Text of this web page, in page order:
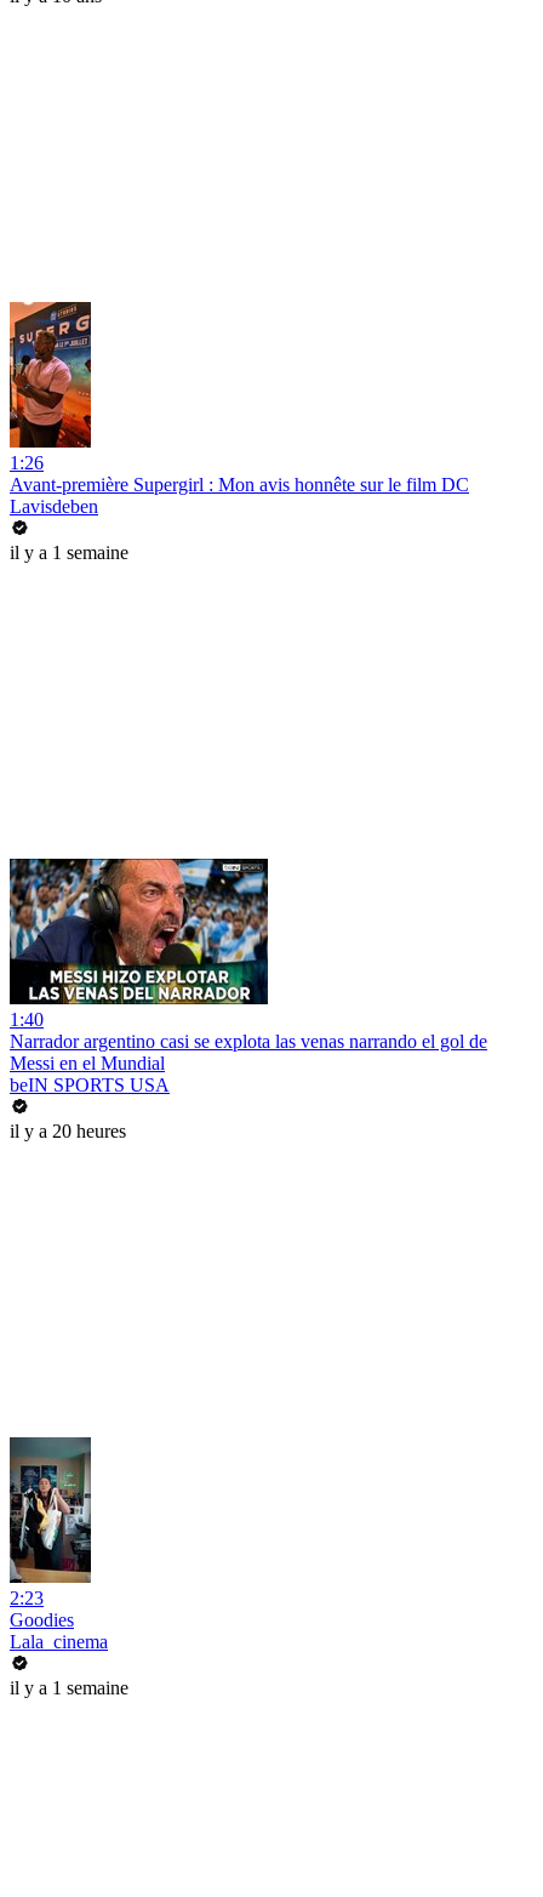
1:26
Avant-première Supergirl : Mon avis honnête sur le film DC
Lavisdeben
il y a 1 semaine
1:40
Narrador argentino casi se explota las venas narrando el gol de
Messi en el Mundial
beIN SPORTS USA
il y a 20 heures
2:23
Goodies
Lala_cinema
il y a 1 semaine